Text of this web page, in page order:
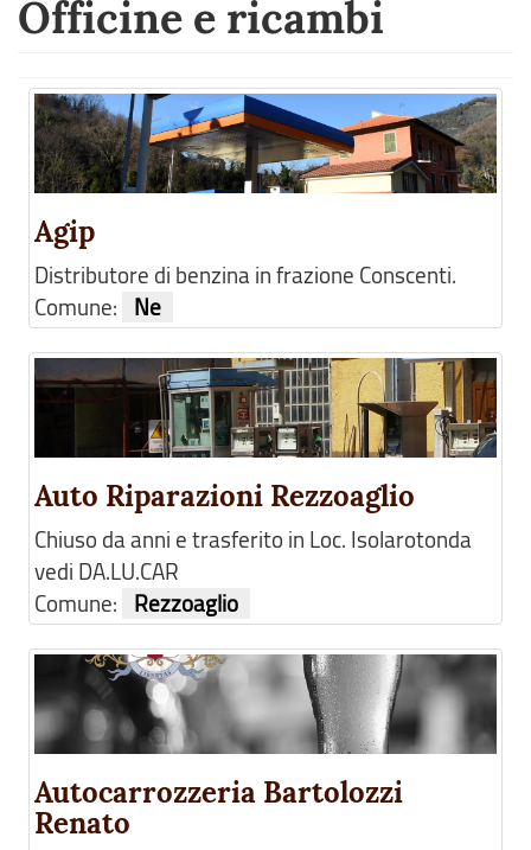
Officine e ricambi
Agip
Distributore di benzina in frazione Conscenti.
Comune:
Ne
Auto Riparazioni Rezzoaglio
Chiuso da anni e trasferito in Loc. Isolarotonda
vedi DA.LU.CAR
Comune:
Rezzoaglio
Autocarrozzeria Bartolozzi
Renato